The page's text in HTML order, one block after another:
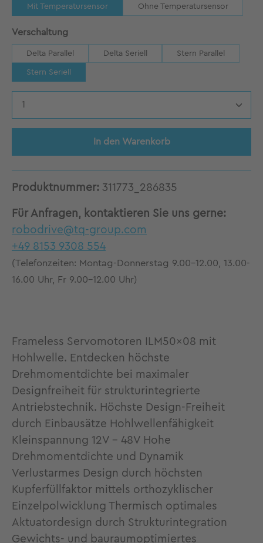
Mit Temperatursensor Ohne Temperatursensor
Verschaltungauswählen
Delta Parallel Delta Seriell Stern Parallel
Stern Seriell
Produkt Anzahl: Gib den gewünschten
In den Warenkorb
Produktnummer: 311773_286835
Für Anfragen, kontaktieren Sie uns gerne:
robodrive@tq-group.com
+49 8153 9308 554
(Telefonzeiten: Montag-Donnerstag 9.00-12.00, 13.00-
16.00 Uhr, Fr 9.00-12.00 Uhr)
Frameless Servomotoren ILM50x08 mit
Hohlwelle. Entdecken höchste
Drehmomentdichte bei maximaler
Designfreiheit für strukturintegrierte
Antriebstechnik. Höchste Design-Freiheit
durch Einbausätze Hohlwellenfähigkeit
Kleinspannung 12V - 48V Hohe
Drehmomentdichte und Dynamik
Verlustarmes Design durch höchsten
Kupferfüllfaktor mittels orthozyklischer
Einzelpolwicklung Thermisch optimales
Aktuatordesign durch Strukturintegration
Gewichts- und bauraumoptimiertes